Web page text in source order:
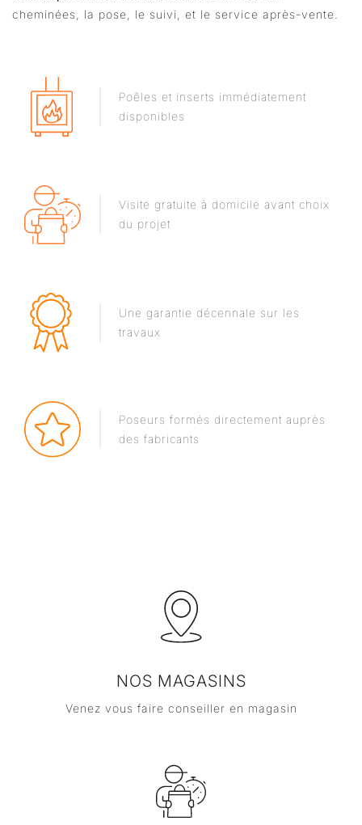
cheminées, la pose, le suivi, et le service après-vente.
Visite gratuite à domicile avant choix
du projet
Poêles et inserts immédiatement
disponibles
Poseurs formés directement auprès
des fabricants
Une garantie décennale sur les
travaux
NOS MAGASINS
Venez vous faire conseiller en magasin